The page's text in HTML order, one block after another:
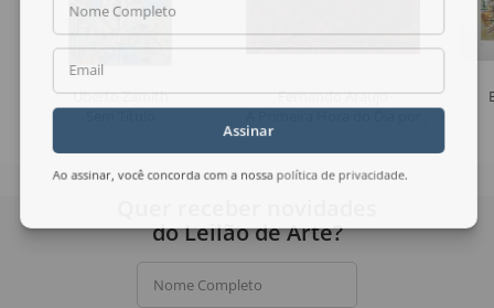
Uberto Zamith
Fernando Araujo
A Primeira Hora do Dia por Jacob
Nome Completo
Email
Assinar
Ao assinar, você concorda com a nossa política de privacidade.
do Leilão de Arte?
Nome Completo